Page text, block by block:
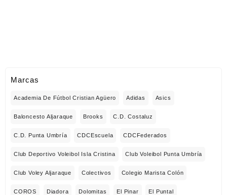
Marcas
Academia De Fútbol Cristian Agüero Adidas Asics
Baloncesto Aljaraque Brooks C.D. Costaluz
C.D. Punta Umbría CDCEscuela CDCFederados
Club Deportivo Voleibol Isla Cristina Club Voleibol Punta Umbría
Club Voley Aljaraque Colectivos Colegio Marista Colón
COROS Diadora Dolomitas El Pinar El Puntal